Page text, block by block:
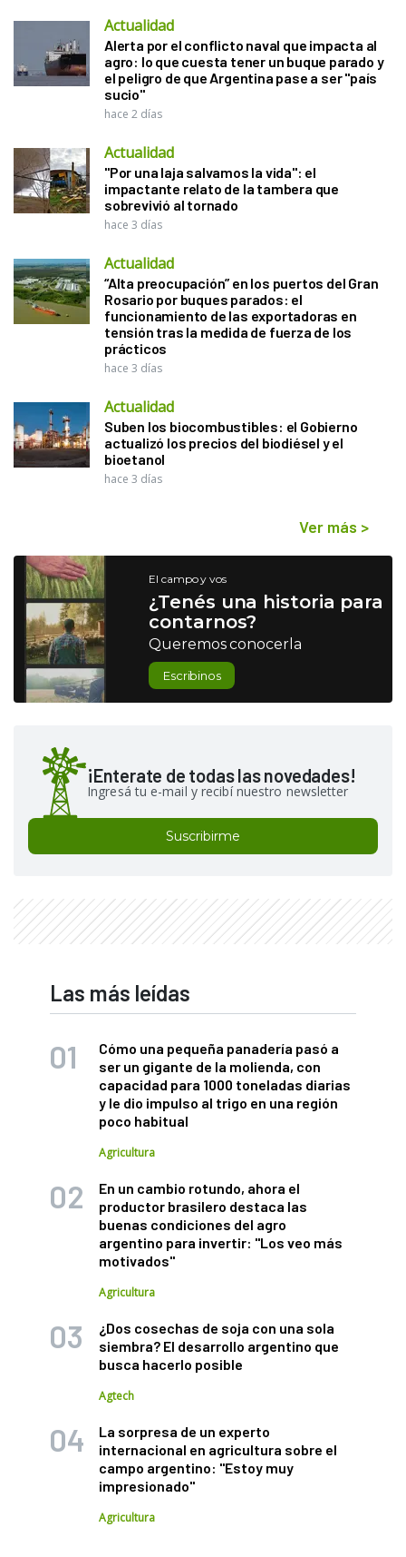
Actualidad
Alerta por el conflicto naval que impacta al
agro: lo que cuesta tener un buque parado y
el peligro de que Argentina pase a ser "país
sucio"
hace 2 días
Actualidad
"Por una laja salvamos la vida": el
impactante relato de la tambera que
sobrevivió al tornado
hace 3 días
Actualidad
“Alta preocupación” en los puertos del Gran
Rosario por buques parados: el
funcionamiento de las exportadoras en
tensión tras la medida de fuerza de los
prácticos
hace 3 días
Actualidad
Suben los biocombustibles: el Gobierno
actualizó los precios del biodiésel y el
bioetanol
hace 3 días
Ver más >
El campo y vos
¿Tenés una historia para
contarnos?
Queremos conocerla
Escribinos
¡Enterate de todas las novedades!
Ingresá tu e-mail y recibí nuestro newsletter
Suscribirme
Las más leídas
Cómo una pequeña panadería pasó a
ser un gigante de la molienda, con
capacidad para 1000 toneladas diarias
y le dio impulso al trigo en una región
poco habitual
Agricultura
En un cambio rotundo, ahora el
productor brasilero destaca las
buenas condiciones del agro
argentino para invertir: "Los veo más
motivados"
Agricultura
¿Dos cosechas de soja con una sola
siembra? El desarrollo argentino que
busca hacerlo posible
Agtech
La sorpresa de un experto
internacional en agricultura sobre el
campo argentino: "Estoy muy
impresionado"
Agricultura